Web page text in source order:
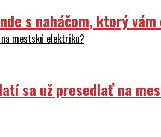
na mestskú elektriku?
s naháčom, ktorý
sa už presedlať na